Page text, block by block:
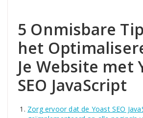
5 Onmisbare
het
Je Website met
SEO JavaScript
Zorg ervoor dat de Yoast SEO